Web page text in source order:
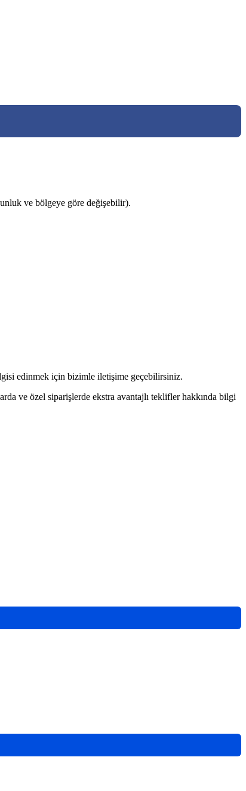
ve bölgeye göre değişebilir).
edinmek için bizimle iletişime geçebilirsiniz.
ve özel siparişlerde ekstra avantajlı teklifler hakkında bilgi